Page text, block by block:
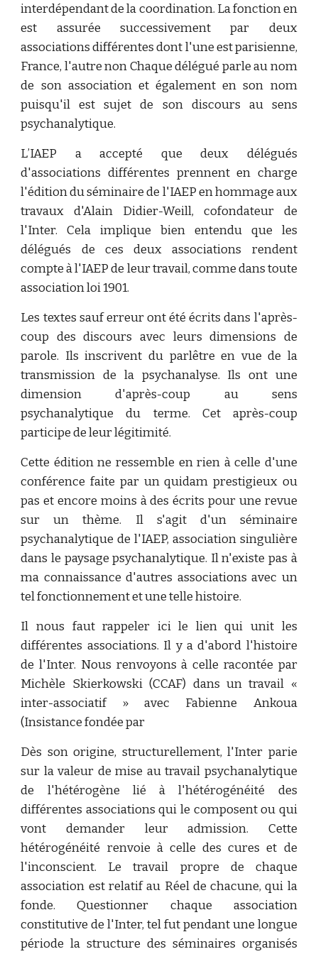
interdépendant de la coordination. La fonction en
est assurée successivement par deux
associations différentes dont l'une est parisienne,
France, l'autre non Chaque délégué parle au nom
de son association et également en son nom
puisqu'il est sujet de son discours au sens
psychanalytique.
L’IAEP a accepté que deux délégués
d'associations différentes prennent en charge
l'édition du séminaire de l'IAEP en hommage aux
travaux d'Alain Didier-Weill, cofondateur de
l'Inter. Cela implique bien entendu que les
délégués de ces deux associations rendent
compte à l'IAEP de leur travail, comme dans toute
association loi 1901.
Les textes sauf erreur ont été écrits dans l'après-
coup des discours avec leurs dimensions de
parole. Ils inscrivent du parlêtre en vue de la
transmission de la psychanalyse. Ils ont une
dimension d'après-coup au sens
psychanalytique du terme. Cet après-coup
participe de leur légitimité.
Cette édition ne ressemble en rien à celle d'une
conférence faite par un quidam prestigieux ou
pas et encore moins à des écrits pour une revue
sur un thème. Il s'agit d'un séminaire
psychanalytique de l'IAEP, association singulière
dans le paysage psychanalytique. Il n'existe pas à
ma connaissance d'autres associations avec un
tel fonctionnement et une telle histoire.
Il nous faut rappeler ici le lien qui unit les
différentes associations. Il y a d'abord l'histoire
de l'Inter. Nous renvoyons à celle racontée par
Michèle Skierkowski (CCAF) dans un travail «
inter-associatif » avec Fabienne Ankoua
(Insistance fondée par
Dès son origine, structurellement, l'Inter parie
sur la valeur de mise au travail psychanalytique
de l'hétérogène lié à l'hétérogénéité des
différentes associations qui le composent ou qui
vont demander leur admission. Cette
hétérogénéité renvoie à celle des cures et de
l'inconscient. Le travail propre de chaque
association est relatif au Réel de chacune, qui la
fonde. Questionner chaque association
constitutive de l'Inter, tel fut pendant une longue
période la structure des séminaires organisés